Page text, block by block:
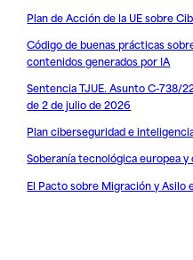
Plan de Acción de la UE sobre
Código de buenas prácticas
contenidos generados por IA
Sentencia TJUE. Asunto C-738/
de 2 de julio de 2026
Plan ciberseguridad e
Soberanía tecnológica europea
El Pacto sobre Migración y Asilo